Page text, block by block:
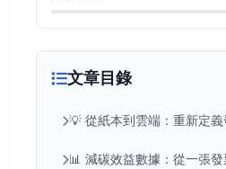
文章目錄
💡 從紙本到雲端：重新定
📊 減碳效益數據：從一張